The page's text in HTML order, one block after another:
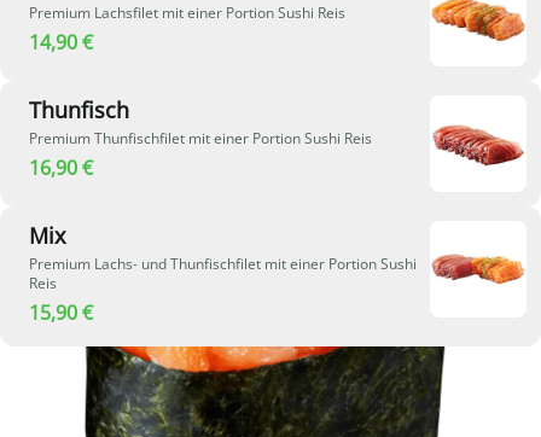
Premium Lachsfilet mit einer Portion Sushi Reis
14,90 €
Thunfisch
Premium Thunfischfilet mit einer Portion Sushi Reis
16,90 €
Mix
Premium Lachs- und Thunfischfilet mit einer Portion Sushi
Reis
15,90 €